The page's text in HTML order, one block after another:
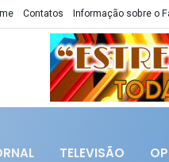
Contatos Informação sobre o
TELEVISÃO